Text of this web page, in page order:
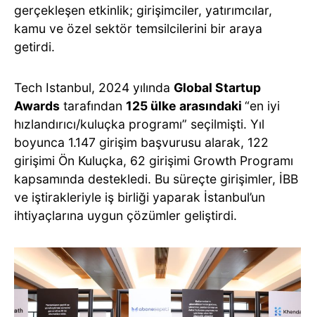
gerçekleşen etkinlik; girişimciler, yatırımcılar,
kamu ve özel sektör temsilcilerini bir araya
getirdi.
Tech Istanbul, 2024 yılında Global Startup
Awards tarafından 125 ülke arasındaki “en iyi
hızlandırıcı/kuluçka programı” seçilmişti. Yıl
boyunca 1.147 girişim başvurusu alarak, 122
girişimi Ön Kuluçka, 62 girişimi Growth Programı
kapsamında destekledi. Bu süreçte girişimler, İBB
ve iştirakleriyle iş birliği yaparak İstanbul’un
ihtiyaçlarına uygun çözümler geliştirdi.